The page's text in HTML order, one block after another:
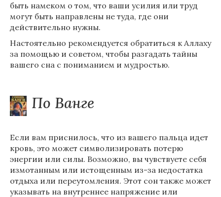
быть намеком о том, что ваши усилия или труд
могут быть направлены не туда, где они
действительно нужны.
Настоятельно рекомендуется обратиться к Аллаху
за помощью и советом, чтобы разгадать тайны
вашего сна с пониманием и мудростью.
По Ванге
Если вам приснилось, что из вашего пальца идет
кровь, это может символизировать потерю
энергии или силы. Возможно, вы чувствуете себя
измотанным или истощенным из-за недостатка
отдыха или переутомления. Этот сон также может
указывать на внутреннее напряжение или